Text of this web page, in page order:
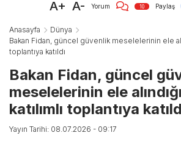
A+ A- Yorum 10 Paylaş
Anasayfa
Dünya
Bakan Fidan, güncel güvenlik meselelerinin ele
toplantıya katıldı
Bakan Fidan, güncel
meselelerinin ele alındığı
katılımlı toplantıya
Yayın Tarihi: 08.07.2026 - 09:17